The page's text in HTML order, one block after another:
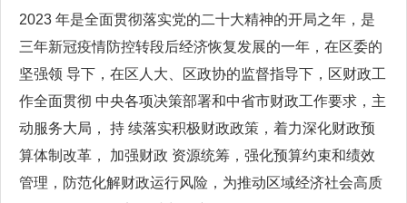
2023 年是全面贯彻落实党的二十大精神的开局之年，是
三年新冠疫情防控转段后经济恢复发展的一年，在区委的
坚强领 导下，在区人大、区政协的监督指导下，区财政工
作全面贯彻 中央各项决策部署和中省市财政工作要求，主
动服务大局， 持 续落实积极财政政策，着力深化财政预
算体制改革， 加强财政 资源统筹，强化预算约束和绩效
管理，防范化解财政运行风险，为推动区域经济社会高质